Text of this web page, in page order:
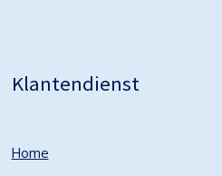
Klantendienst
Home